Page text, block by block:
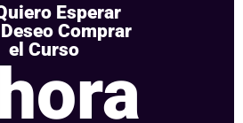
Esperar
Comprar
el Curso